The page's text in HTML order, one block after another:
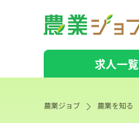
求人一覧
農業ジョブ 農業を知る